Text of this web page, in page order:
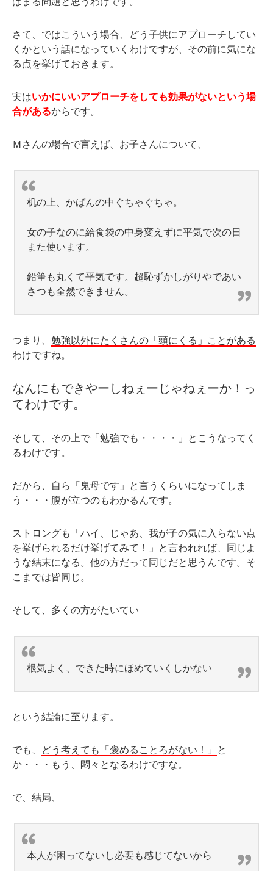
さて、ではこういう場合、どう子供にアプローチしてい
くかという話になっていくわけですが、その前に気にな
る点を挙げておきます。
実はいかにいいアプローチをしても効果がないという場
合があるからです。
Ｍさんの場合で言えば、お子さんについて、
机の上、かばんの中ぐちゃぐちゃ。
女の子なのに給食袋の中身変えずに平気で次の日
また使います。
鉛筆も丸くて平気です。超恥ずかしがりやであい
さつも全然できません。
つまり、 勉強以外にたくさんの「頭にくる」ことがある
わけですね。
なんにもできやーしねぇーじゃねぇーか！っ
てわけです。
そして、その上で「勉強でも・・・・」とこうなってく
るわけです。
だから、自ら「鬼母です」と言うくらいになってしま
う・・・腹が立つのもわかるんです。
ストロングも「ハイ、じゃあ、我が子の気に入らない点
を挙げられるだけ挙げてみて！」と言われれば、同じよ
うな結末になる。他の方だって同じだと思うんです。そ
こまでは皆同じ。
そして、多くの方がたいてい
根気よく、できた時にほめていくしかない
という結論に至ります。
でも、 どう考えても「褒めることろがない！」
と
か・・・もう、悶々となるわけですな。
で、結局、
本人が困ってないし必要も感じてないから